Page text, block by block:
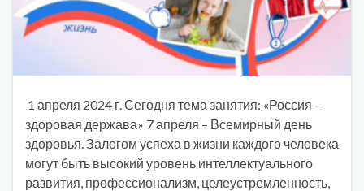
1 апреля 2024 г. Сегодня тема занятия: «Россия –
здоровая держава» 7 апреля – Всемирный день
здоровья. Залогом успеха в жизни каждого человека
могут быть высокий уровень интеллектуального
развития, профессионализм, целеустремленность,